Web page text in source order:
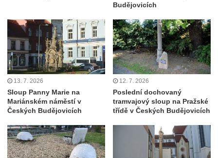
Sloup Nejsvětější Trojice ve Stráži nad Ohří
Sloup Panny Marie Bolestné v Kralupech
nad Vltavou-Mikovicích
Sloup s kaplicí s reliéfy v Bílině
Sloup Panny Marie v Bílině
Sloup Panny Marie v Ostrově
Sloup Nejsvětější Trojice v Ostrově
Sloup Panny Marie v Holanech
Sloup Nejsvětější Trojice v Blíževedlech
Sloup Nejsvětější Trojice v Chomutově
Budějovicích
13. 7. 2026
Sloup Panny Marie na
Mariánském náměstí v
Českých Budějovicích
12. 7. 2026
Poslední dochovaný
tramvajový sloup na Pražské
třídě v Českých Budějovicích